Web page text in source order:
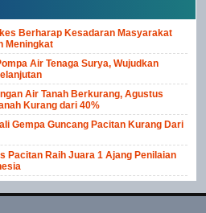
Berharap Kesadaran Masyarakat
Meningkat
Air Tenaga Surya, Wujudkan
Air Tanah Berkurang, Agustus
Kurang dari 40%
Gempa Guncang Pacitan Kurang Dari
Pacitan Raih Juara 1 Ajang Penilaian